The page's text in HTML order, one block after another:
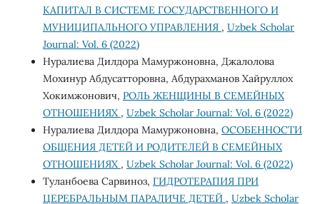
КАПИТАЛ В СИСТЕМЕ ГОСУДАРСТВЕННОГО И
МУНИЦИПАЛЬНОГО УПРАВЛЕНИЯ , Uzbek Scholar
Journal: Vol. 6 (2022)
Нуралиева Дилдора Мамуржоновна, Джалолова
Мохинур Абдусатторовна, Абдурахманов Хайруллох
Хокимжонович, РОЛЬ ЖЕНЩИНЫ В СЕМЕЙНЫХ
ОТНОШЕНИЯХ , Uzbek Scholar Journal: Vol. 6 (2022)
Нуралиева Дилдора Мамуржоновна, ОСОБЕННОСТИ
ОБЩЕНИЯ ДЕТЕЙ И РОДИТЕЛЕЙ В СЕМЕЙНЫХ
ОТНОШЕНИЯХ , Uzbek Scholar Journal: Vol. 6 (2022)
Туланбоева Сарвиноз, ГИДРОТЕРАПИЯ ПРИ
ЦЕРЕБРАЛЬНЫМ ПАРАЛИЧЕ ДЕТЕЙ , Uzbek Scholar